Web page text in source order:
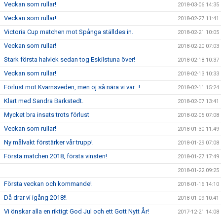
Veckan som rullar! 2018-03-06 14:35
Veckan som rullar! 2018-02-27 11:41
Victoria Cup matchen mot Spånga ställdes in. 2018-02-21 10:05
Veckan som rullar! 2018-02-20 07:03
Stark första halvlek sedan tog Eskilstuna över! 2018-02-18 10:37
Veckan som rullar! 2018-02-13 10:33
Förlust mot Kvarnsveden, men oj så nära vi var...! 2018-02-11 15:24
Klart med Sandra Barkstedt. 2018-02-07 13:41
Mycket bra insats trots förlust 2018-02-05 07:08
Veckan som rullar! 2018-01-30 11:49
Ny målvakt förstärker vår trupp! 2018-01-29 07:08
Första matchen 2018, första vinsten! 2018-01-27 17:49
2018-01-22 09:25
Första veckan och kommande! 2018-01-16 14:10
Då drar vi igång 2018!! 2018-01-09 10:41
Vi önskar alla en riktigt God Jul och ett Gott Nytt År! 2017-12-21 14:08